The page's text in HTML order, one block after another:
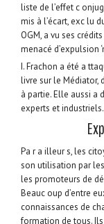
liste de l’effet c
mis à l’écart, exc lu
OGM, a vu ses
menacé d’expulsion
I. Frachon a été a
livre sur le Médiator,
à partie. Elle aussi a
experts et industriels.
Pa r a illeur s, les
son utilisation par
les promoteurs de
Beauc oup d’entre
connaissances de
formation de tous.